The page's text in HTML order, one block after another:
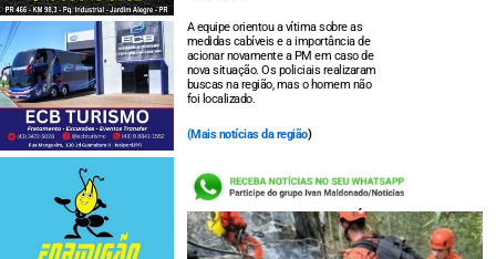
A equipe orientou a vítima sobre as
medidas cabíveis e a importância de
acionar novamente a PM em caso de
nova situação. Os policiais realizaram
buscas na região, mas o homem não
foi localizado.
(Mais notícias da região)
LEIA TAMBÉM: